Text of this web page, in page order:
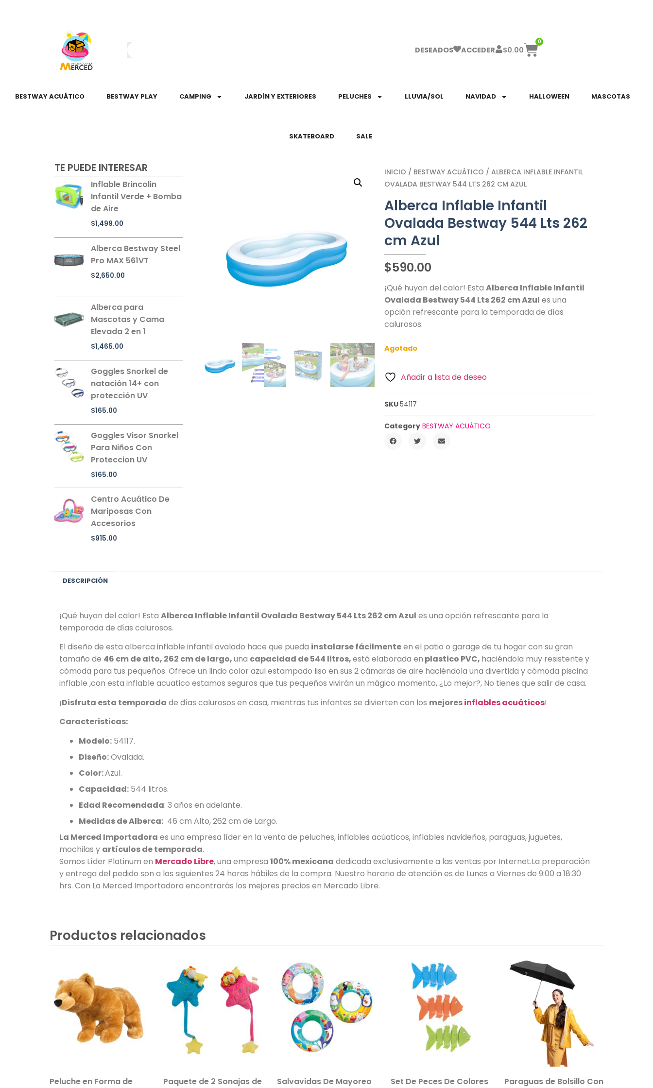
DESEADOS ACCEDER $0.00
0
BESTWAY ACUÁTICO BESTWAY PLAY CAMPING JARDÍN Y EXTERIORES PELUCHES LLUVIA/SOL NAVIDAD HALLOWEEN MASCOTAS
SKATEBOARD SALE
TE PUEDE INTERESAR
Inflable Brincolin
Infantil Verde + Bomba
de Aire
$1,499.00
Alberca Bestway Steel
Pro MAX 561VT
$2,650.00
Alberca para
Mascotas y Cama
Elevada 2 en 1
$1,465.00
Goggles Snorkel de
natación 14+ con
protección UV
$165.00
Goggles Visor Snorkel
Para Niños Con
Proteccion UV
$165.00
Centro Acuático De
Mariposas Con
Accesorios
$915.00
INICIO / BESTWAY ACUÁTICO / ALBERCA INFLABLE INFANTIL
OVALADA BESTWAY 544 LTS 262 CM AZUL
Alberca Inflable Infantil
Ovalada Bestway 544 Lts 262
cm Azul
$590.00
¡Qué huyan del calor! EstaAlberca Inflable Infantil
Ovalada Bestway 544 Lts 262 cm Azul es una
opción refrescante para la temporada de días
calurosos.
Agotado
Añadir a lista de deseo
SKU54117
Category BESTWAY ACUÁTICO
DESCRIPCIÓN
¡Qué huyan del calor! Esta Alberca Inflable Infantil Ovalada Bestway 544 Lts 262 cm Azul es una opción refrescante para la
temporada de días calurosos.
El diseño de esta alberca inflable infantil ovalado hace que pueda instalarse fácilmenteen el patio o garage de tu hogar con su gran
tamaño de 46 cm de alto, 262 cm de largo,una capacidad de 544 litros,está elaborada en plastico PVC, haciéndola muy resistente y
cómoda para tus pequeños. Ofrece un lindo color azul estampado liso en sus 2 cámaras de aire haciéndola una divertida y cómoda piscina
inflable ,con esta inflable acuatico estamos seguros que tus pequeños vivirán un mágico momento, ¿Lo mejor?, No tienes que salir de casa.
¡Disfruta esta temporada de días calurosos en casa, mientras tus infantes se divierten con los mejoresinflables acuáticos!
Caracteristicas:
Modelo: 54117.
Diseño:Ovalada.
Color:Azul.
Capacidad: 544 litros.
Edad Recomendada: 3 años en adelante.
Medidas de Alberca: 46 cm Alto, 262 cm de Largo.
La Merced Importadora es una empresa líder en la venta de peluches, inflables acúaticos, inflables navideños, paraguas, juguetes,
mochilas y artículos de temporada.
Somos Líder Platinum en Mercado Libre, una empresa 100% mexicana dedicada exclusivamente a las ventas por Internet.La preparación
y entrega del pedido son a las siguientes 24 horas hábiles de la compra. Nuestro horario de atención es de Lunes a Viernes de 9:00 a 18:30
hrs. Con La Merced Importadora encontrarás los mejores precios en Mercado Libre.
Productos relacionados
Peluche en Forma de Paquete de 2 Sonajas de Salvavidas De Mayoreo Set De Peces De Colores Paraguas de Bolsillo Con Paquete de 2